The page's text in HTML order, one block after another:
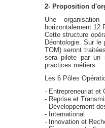
2- Proposition
Une
horizontalement 12
Cette structure
Déontologie. Sur
TOM) seront
sera pilote par un
practices métiers.
Les 6 Pôles
- Entrepreneuriat et
- Reprise et
- Développement
- International
- Innovation et